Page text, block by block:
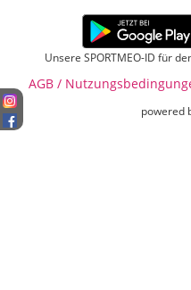
Unsere SPORTMEO-ID für
AGB /
powered